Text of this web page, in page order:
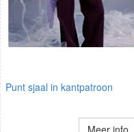
Punt sjaal in kantpatroon
Meer info